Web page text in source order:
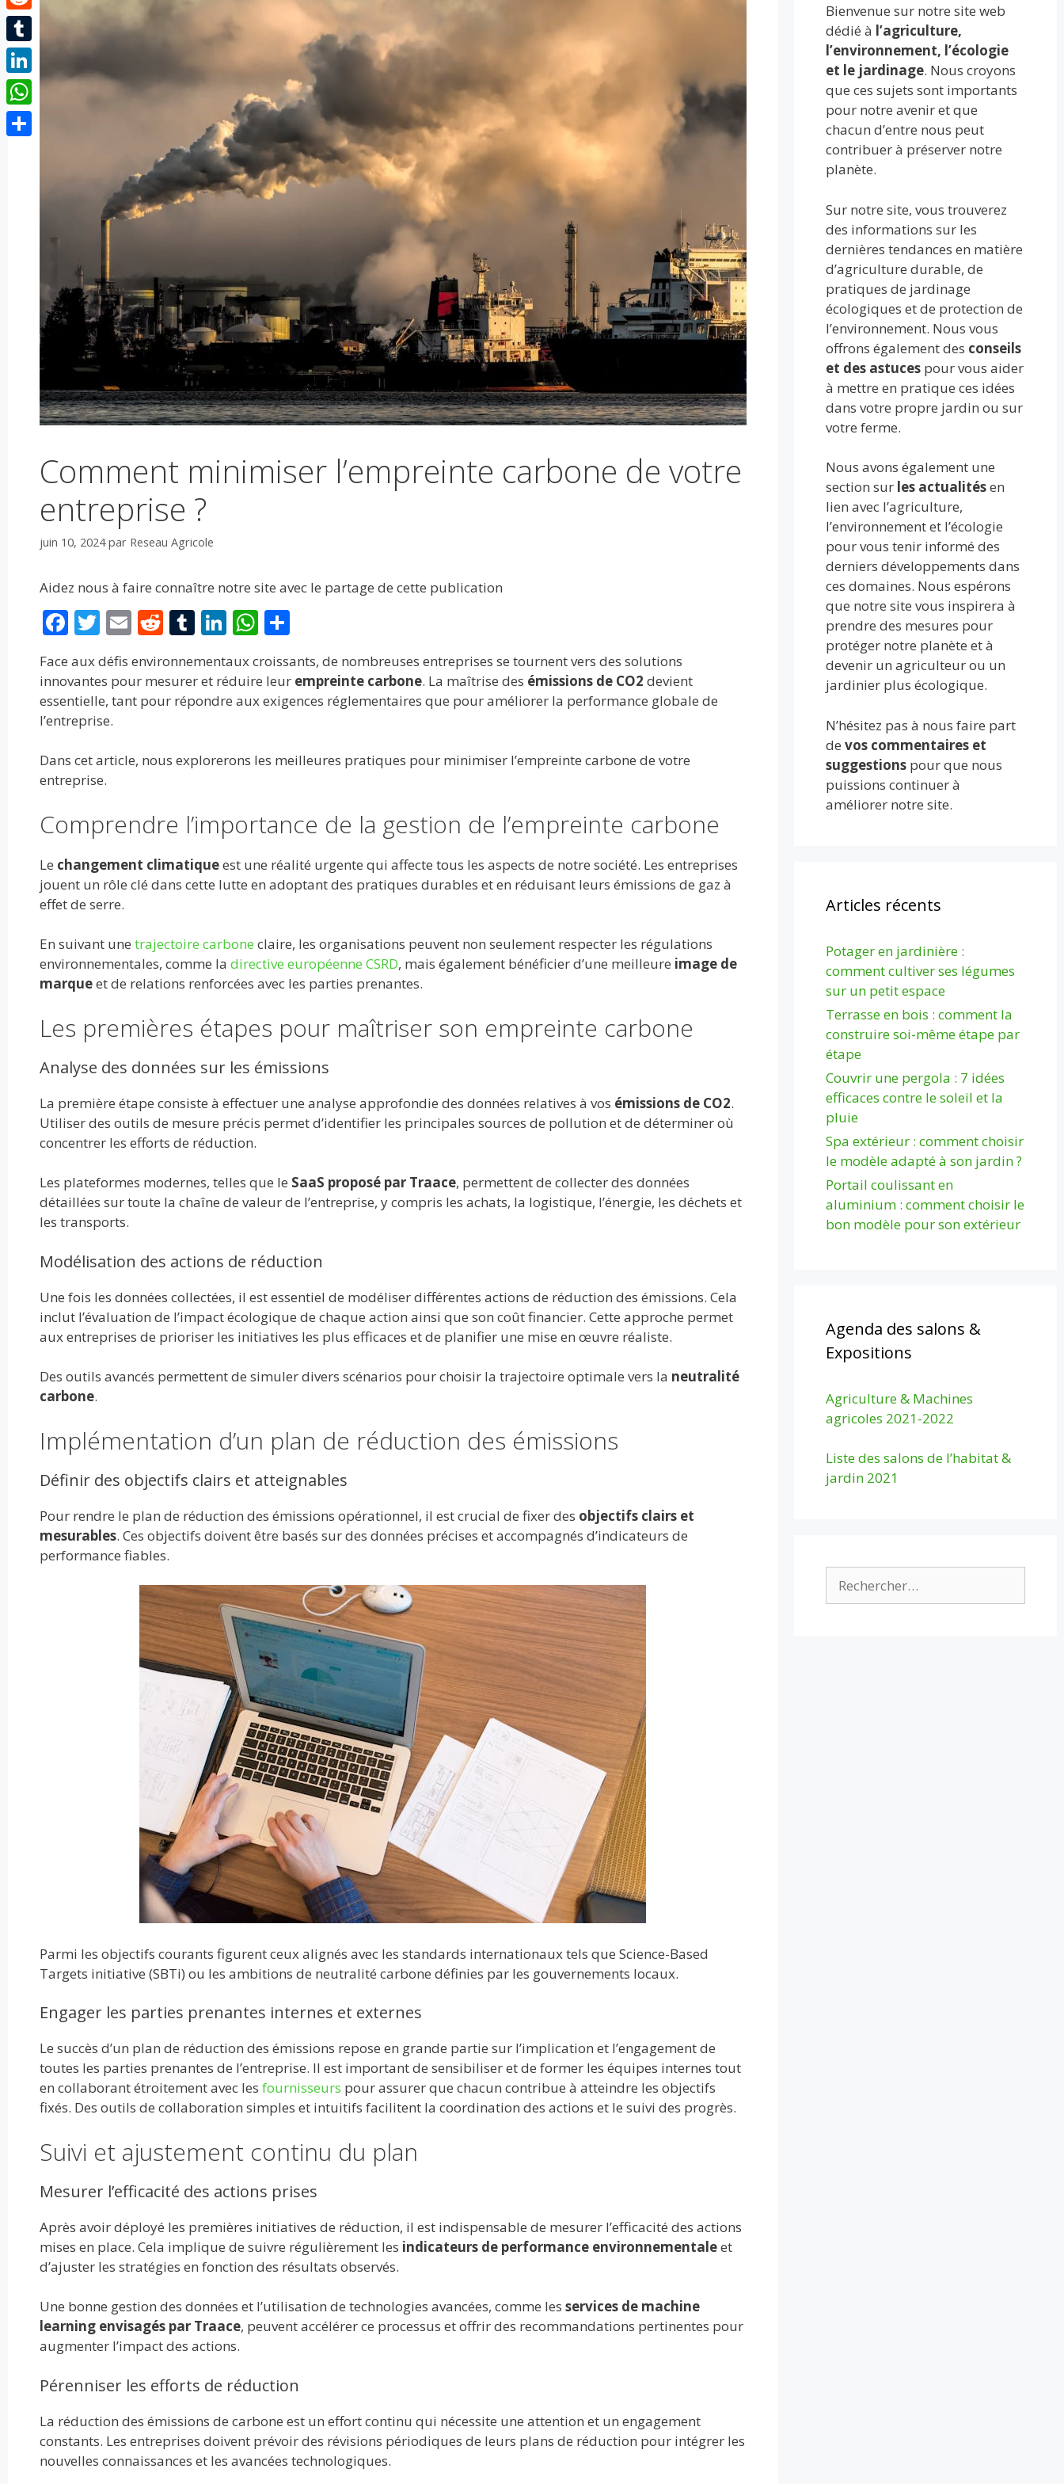
Comment minimiser l’empreinte carbone de votre
entreprise ?
juin 10, 2024 par Reseau Agricole
Aidez nous à faire connaître notre site avec le partage de cette publication
F
e
b
o
o
k
T
w
itt
er
E
m
ai
l
R
d
di
T
m
bl
Li
k
e
n
W
h
at
s
p
p
P
ta
g
Face aux défis environnementaux croissants, de nombreuses entreprises se tournent vers des solutions
innovantes pour mesurer et réduire leur empreinte carbone. La maîtrise des émissions de CO2 devient
essentielle, tant pour répondre aux exigences réglementaires que pour améliorer la performance globale de
l’entreprise.
Dans cet article, nous explorerons les meilleures pratiques pour minimiser l’empreinte carbone de votre
entreprise.
Comprendre l’importance de la gestion de l’empreinte carbone
Le changement climatiqueest une réalité urgente qui affecte tous les aspects de notre société. Les entreprises
jouent un rôle clé dans cette lutte en adoptant des pratiques durables et en réduisant leurs émissions de gaz à
effet de serre.
En suivant une trajectoire carbone claire, les organisations peuvent non seulement respecter les régulations
environnementales, comme la directive européenne CSRD, mais également bénéficier d’une meilleure image de
marqueet de relations renforcées avec les parties prenantes.
Les premières étapes pour maîtriser son empreinte carbone
Analyse des données sur les émissions
La première étape consiste à effectuer une analyse approfondie des données relatives à vos émissions de CO2.
Utiliser des outils de mesure précis permet d’identifier les principales sources de pollution et de déterminer où
concentrer les efforts de réduction.
Les plateformes modernes, telles que le SaaS proposé par Traace, permettent de collecter des données
détaillées sur toute la chaîne de valeur de l’entreprise, y compris les achats, la logistique, l’énergie, les déchets et
les transports.
Modélisation des actions de réduction
Une fois les données collectées, il est essentiel de modéliser différentes actions de réduction des émissions. Cela
inclut l’évaluation de l’impact écologique de chaque action ainsi que son coût financier. Cette approche permet
aux entreprises de prioriser les initiatives les plus efficaces et de planifier une mise en œuvre réaliste.
Des outils avancés permettent de simuler divers scénarios pour choisir la trajectoire optimale vers la neutralité
carbone.
Implémentation d’un plan de réduction des émissions
Définir des objectifs clairs et atteignables
Pour rendre le plan de réduction des émissions opérationnel, il est crucial de fixer des objectifs clairs et
mesurables. Ces objectifs doivent être basés sur des données précises et accompagnés d’indicateurs de
performance fiables.
Parmi les objectifs courants figurent ceux alignés avec les standards internationaux tels que Science-Based
Targets initiative (SBTi) ou les ambitions de neutralité carbone définies par les gouvernements locaux.
Engager les parties prenantes internes et externes
Le succès d’un plan de réduction des émissions repose en grande partie sur l’implication et l’engagement de
toutes les parties prenantes de l’entreprise. Il est important de sensibiliser et de former les équipes internes tout
en collaborant étroitement avec les fournisseurs pour assurer que chacun contribue à atteindre les objectifs
fixés. Des outils de collaboration simples et intuitifs facilitent la coordination des actions et le suivi des progrès.
Suivi et ajustement continu du plan
Mesurer l’efficacité des actions prises
Après avoir déployé les premières initiatives de réduction, il est indispensable de mesurer l’efficacité des actions
mises en place. Cela implique de suivre régulièrement les indicateurs de performance environnementaleet
d’ajuster les stratégies en fonction des résultats observés.
Une bonne gestion des données et l’utilisation de technologies avancées, comme les services de machine
learning envisagés par Traace, peuvent accélérer ce processus et offrir des recommandations pertinentes pour
augmenter l’impact des actions.
Pérenniser les efforts de réduction
La réduction des émissions de carbone est un effort continu qui nécessite une attention et un engagement
constants. Les entreprises doivent prévoir des révisions périodiques de leurs plans de réduction pour intégrer les
nouvelles connaissances et les avancées technologiques.
Bienvenue sur notre site web
dédié à l’agriculture,
l’environnement, l’écologie
et le jardinage. Nous croyons
que ces sujets sont importants
pour notre avenir et que
chacun d’entre nous peut
contribuer à préserver notre
planète.
Sur notre site, vous trouverez
des informations sur les
dernières tendances en matière
d’agriculture durable, de
pratiques de jardinage
écologiques et de protection de
l’environnement. Nous vous
offrons également des conseils
et des astuces pour vous aider
à mettre en pratique ces idées
dans votre propre jardin ou sur
votre ferme.
Nous avons également une
section sur les actualitésen
lien avec l’agriculture,
l’environnement et l’écologie
pour vous tenir informé des
derniers développements dans
ces domaines. Nous espérons
que notre site vous inspirera à
prendre des mesures pour
protéger notre planète et à
devenir un agriculteur ou un
jardinier plus écologique.
N’hésitez pas à nous faire part
devos commentaires et
suggestions pour que nous
puissions continuer à
améliorer notre site.
Articles récents
Potager en jardinière :
comment cultiver ses légumes
sur un petit espace
Terrasse en bois : comment la
construire soi-même étape par
étape
Couvrir une pergola : 7 idées
efficaces contre le soleil et la
pluie
Spa extérieur : comment choisir
le modèle adapté à son jardin ?
Portail coulissant en
aluminium : comment choisir le
bon modèle pour son extérieur
Agenda des salons &
Expositions
Agriculture & Machines
agricoles 2021-2022
Liste des salons de l’habitat &
jardin 2021
Reddit
Tumblr
LinkedIn
WhatsApp